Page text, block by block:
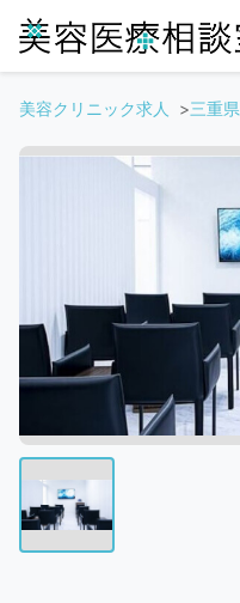
美容クリニック求人 三重県